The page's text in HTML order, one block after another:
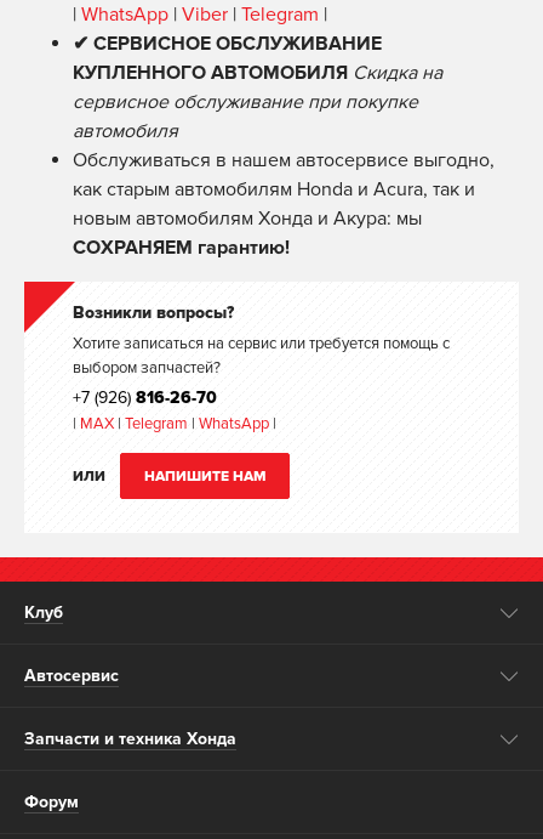
| WhatsApp | Viber | Telegram |
✔ СЕРВИСНОЕ ОБСЛУЖИВАНИЕ
КУПЛЕННОГО АВТОМОБИЛЯ Скидка на
сервисное обслуживание при покупке
автомобиля
Обслуживаться в нашем автосервисе выгодно,
как старым автомобилям Honda и Acura, так и
новым автомобилям Хонда и Акура: мы
СОХРАНЯЕМ гарантию!
Возникли вопросы?
Хотите записаться на сервис или требуется помощь с
выбором запчастей?
+7 (926) 816-26-70
| MAX | Telegram | WhatsApp |
ИЛИ НАПИШИТЕ НАМ
Клуб
Автосервис
Запчасти и техника Хонда
Форум